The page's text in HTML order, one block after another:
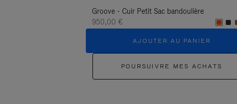
Groove - Cuir Petit Sac bandoulière
950,00 €
AJOUTER AU PANIER
POURSUIVRE MES ACHATS